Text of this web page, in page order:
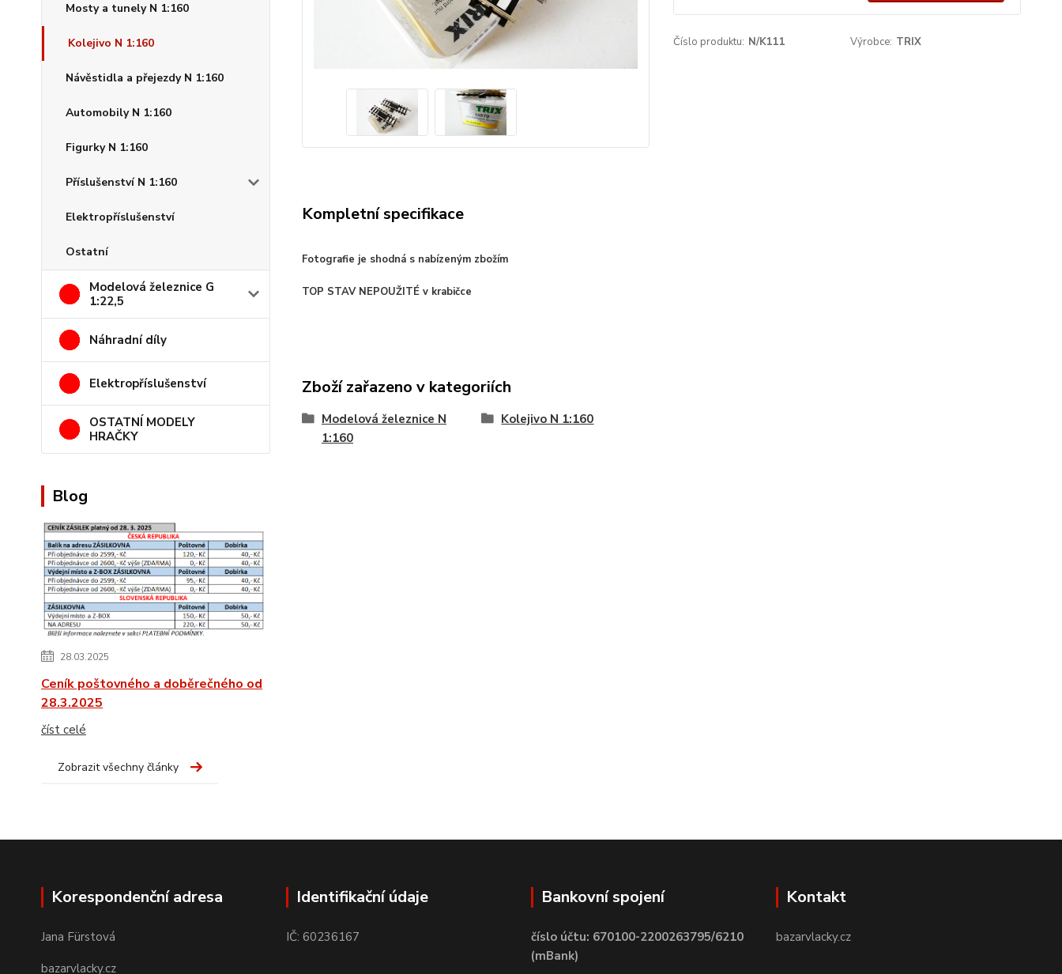
Mosty a tunely N 1:160
Kolejivo N 1:160
Návěstidla a přejezdy N 1:160
Automobily N 1:160
Figurky N 1:160
Příslušenství N 1:160
Elektropříslušenství
Ostatní
Modelová železnice G
1:22,5
Náhradní díly
Elektropříslušenství
OSTATNÍ MODELY
HRAČKY
Blog
28.03.2025
Ceník poštovného a doběrečného od
28.3.2025
číst celé
Zobrazit všechny články
Číslo produktu: N/K111 Výrobce: TRIX
Kompletní specifikace
Fotografie je shodná s nabízeným zbožím
TOP STAV NEPOUŽITÉ v krabičce
Zboží zařazeno v kategoriích
Modelová železnice N
1:160
Kolejivo N 1:160
Korespondenční adresa
Jana Fürstová
bazarvlacky.cz
Identifikační údaje
IČ: 60236167
Bankovní spojení
číslo účtu: 670100-2200263795/6210
(mBank)
Kontakt
bazarvlacky.cz